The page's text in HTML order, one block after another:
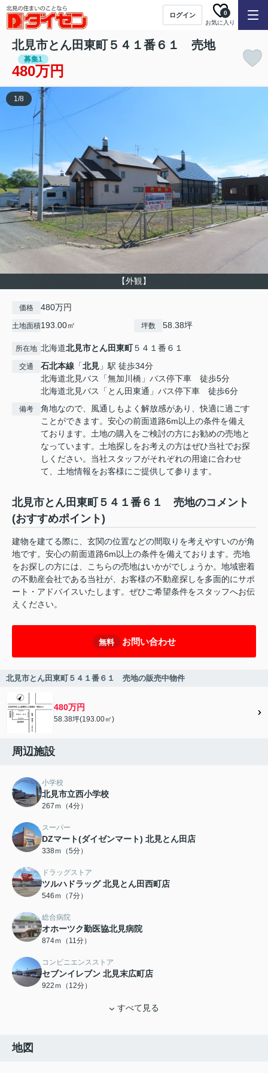
ログイン
お気に入り
0
北見市とん田東町５４１番６１ 売地
募集1
480万円
【外観】
1/8
価格 480万円
土地面積193.00㎡ 坪数 58.38坪
所在地 北海道北見市とん田東町５４１番６１
交通 石北本線 「北見 」駅 徒歩34分
北海道北見バス「無加川橋」バス停下車 徒歩5分
北海道北見バス「とん田東通」バス停下車 徒歩6分
備考
角地なので、風通しもよく解放感があり、快適に過ごす
ことができます。安心の前面道路6m以上の条件を備え
ております。土地の購入をご検討の方にお勧めの売地と
なっています。土地探しをお考えの方はぜひ当社でお探
しください。当社スタッフがそれぞれの用途に合わせ
て、土地情報をお客様にご提供して参ります。
北見市とん田東町５４１番６１ 売地のコメント
(おすすめポイント)
建物を建てる際に、玄関の位置などの間取りを考えやすいのが角
地です。安心の前面道路6m以上の条件を備えております。売地
をお探しの方には、こちらの売地はいかがでしょうか。地域密着
の不動産会社である当社が、お客様の不動産探しを多面的にサポ
ート・アドバイスいたします。ぜひご希望条件をスタッフへお伝
えください。
無料 お問い合わせ
北見市とん田東町５４１番６１ 売地の販売中物件
480万円
58.38坪(193.00㎡)
周辺施設
小学校
北見市立西小学校
267ｍ（4分）
スーパー
DZマート(ダイゼンマート) 北見とん田店
338ｍ（5分）
ドラッグストア
ツルハドラッグ 北見とん田西町店
546ｍ（7分）
総合病院
オホーツク勤医協北見病院
874ｍ（11分）
コンビニエンスストア
セブンイレブン 北見末広町店
922ｍ（12分）
すべて見る
地図